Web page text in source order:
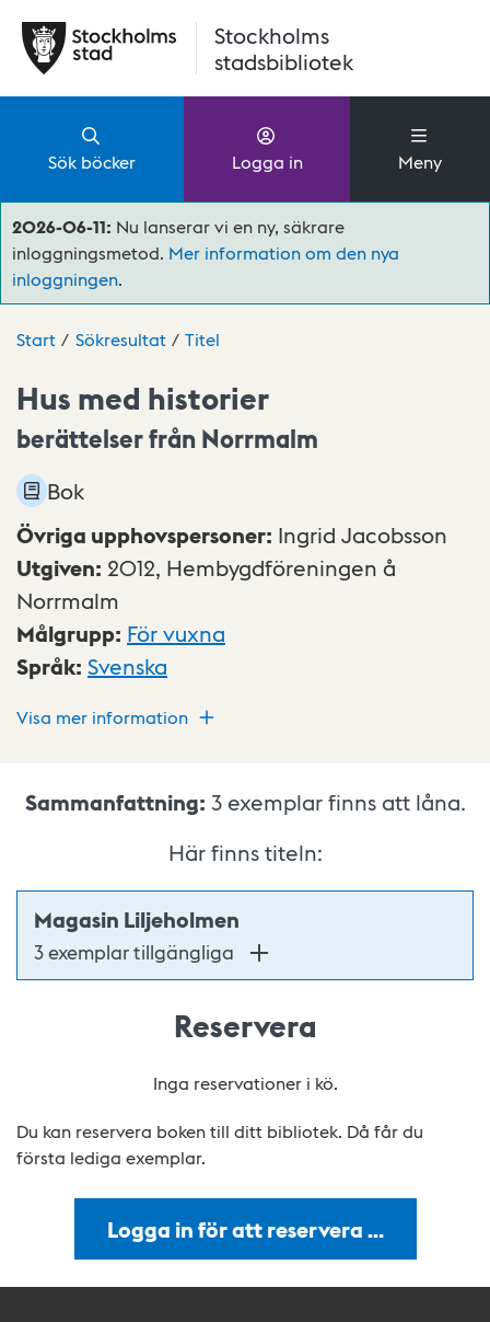
Stockholms
stadsbibliotek
Sök böcker Logga in Meny
2026-06-11: Nu lanserar vi en ny, säkrare
inloggningsmetod. Mer information om den nya
inloggningen.
Start Sökresultat Titel
Hus med historier
berättelser från Norrmalm
Bok
Övriga upphovspersoner: Ingrid Jacobsson
Utgiven: 2012, Hembygdföreningen å
Norrmalm
Målgrupp: För vuxna
Språk: Svenska
Visa mer information
Sammanfattning: 3 exemplar finns att låna.
Här finns titeln:
Magasin Liljeholmen
3 exemplar tillgängliga
Reservera
Inga reservationer i kö.
Du kan reservera boken till ditt bibliotek. Då får du
första lediga exemplar.
Logga in för att reservera …